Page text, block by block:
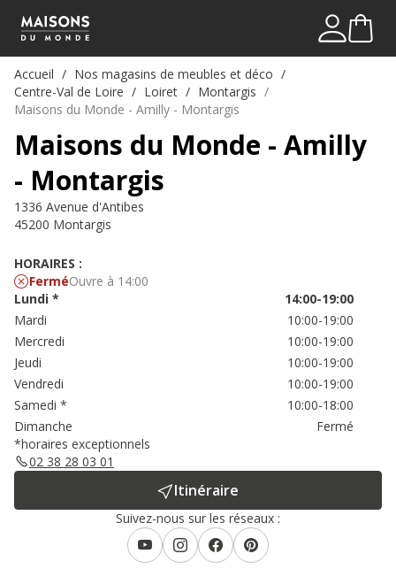
Mon
Me
Accueil
Nos magasins de meubles et déco
Centre-Val de Loire
Loiret
Montargis
Maisons du Monde - Amilly - Montargis
Maisons du Monde - Amilly
- Montargis
1336 Avenue d'Antibes
45200 Montargis
HORAIRES :
FerméOuvre à 14:00
Lundi *
14:00-19:00
Mardi
10:00-19:00
Mercredi
10:00-19:00
Jeudi
10:00-19:00
Vendredi
10:00-19:00
Samedi *
10:00-18:00
Dimanche
Fermé
*horaires exceptionnels
02 38 28 03 01
Itinéraire
Suivez-nous sur les réseaux :